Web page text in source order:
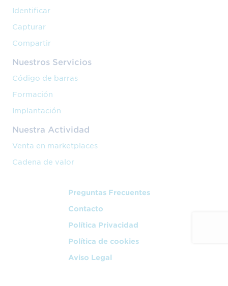
Identificar
Capturar
Compartir
Nuestros Servicios
Código de barras
Formación
Implantación
Nuestra Actividad
Venta en marketplaces
Cadena de valor
Preguntas Frecuentes
Contacto
Política Privacidad
Política de cookies
Aviso Legal